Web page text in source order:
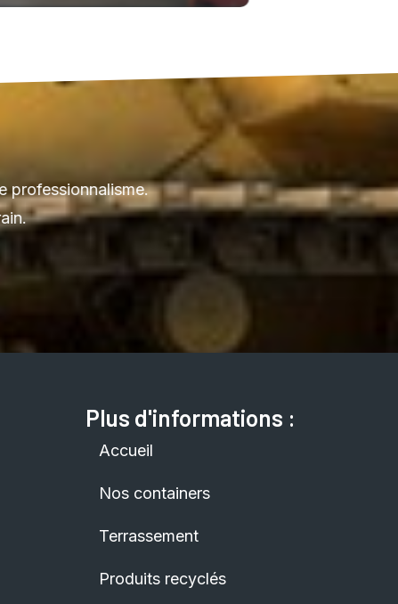
plus
professionnalisme.
Plus d'informations :
Accueil
Nos containers
Terrassement
Produits recyclés